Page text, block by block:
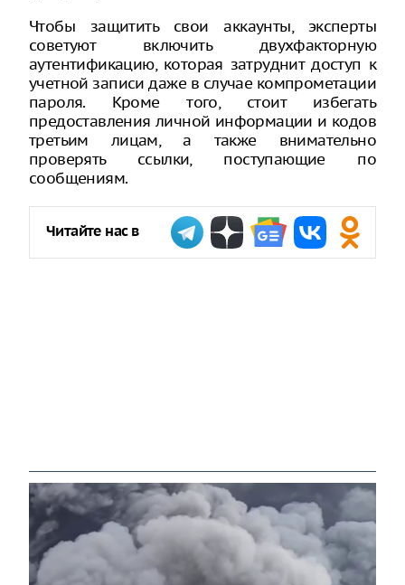
Чтобы защитить свои аккаунты, эксперты
советуют включить двухфакторную
аутентификацию, которая затруднит доступ к
учетной записи даже в случае компрометации
пароля. Кроме того, стоит избегать
предоставления личной информации и кодов
третьим лицам, а также внимательно
проверять ссылки, поступающие по
сообщениям.
Читайте нас в